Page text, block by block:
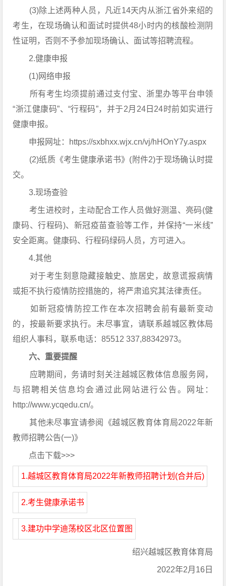
(3)除上述两种人员，凡近14天内从浙江省外来绍的
考生，在现场确认和面试时提供48小时内的核酸检测阴
性证明，否则不予参加现场确认、面试等招聘流程。
2.健康申报
(1)网络申报
所有考生均须提前通过支付宝、浙里办等平台申领
“浙江健康码”、“行程码”，并于2月24日24时前如实进行
健康申报。
申报网址：https://sxbhxx.wjx.cn/vj/hHOnY7y.aspx
(2)纸质《考生健康承诺书》(附件2)于现场确认时提
交。
3.现场查验
考生进校时，主动配合工作人员做好测温、亮码(健
康码、行程码)、新冠疫苗查验等工作，并保持“一米线”
安全距离。健康码、行程码绿码人员，方可进入。
4.其他
对于考生刻意隐藏接触史、旅居史，故意谎报病情
或拒不执行疫情防控措施的，将严肃追究其法律责任。
如新冠疫情防控工作在本次招聘会前有最新变动
的，按最新要求执行。未尽事宜，请联系越城区教体局
组织人事科，联系电话：85512 337,88342973。
六、重要提醒
应聘期间，务请时刻关注越城区教体信息服务网，
与招聘相关信息均会通过此网站进行公告。网址：
http://www.ycqedu.cn/。
其他未尽事宜请参阅《越城区教育体育局2022年新
教师招聘公告(一)》
点击下载>>>
1.越城区教育体育局2022年新教师招聘计划(合并后)
2.考生健康承诺书
3.建功中学迪荡校区北区位置图
绍兴越城区教育体育局
2022年2月16日